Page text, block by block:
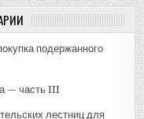
подержанного
— часть III
лестниц для